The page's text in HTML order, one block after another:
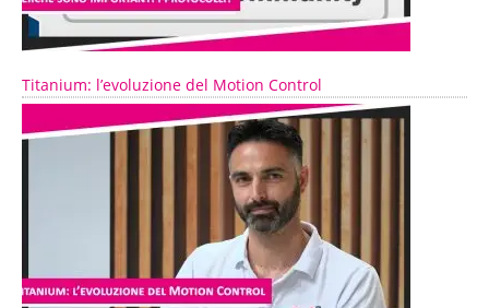
Titanium: l’evoluzione del Motion Control